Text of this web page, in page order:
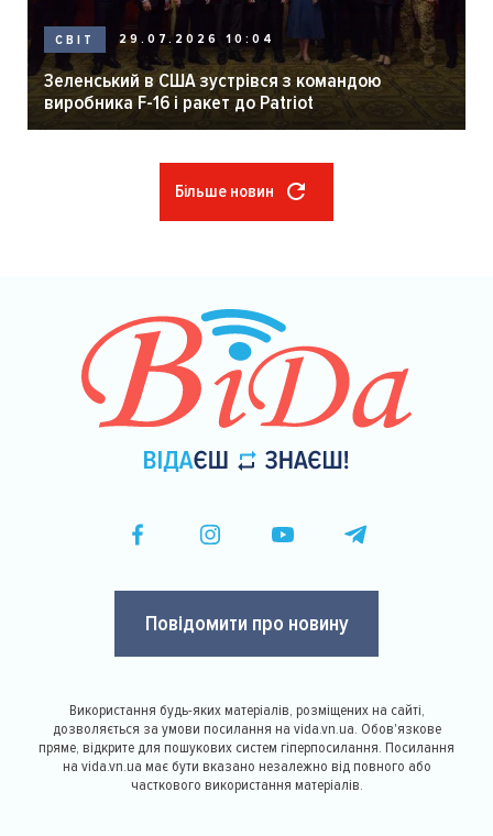
СВІТ 29.07.2026 10:04
Зеленський в США зустрівся з командою
виробника F-16 і ракет до Patriot
Більше новин
Повідомити про новину
Використання будь-яких матеріалів, розміщених на сайті,
дозволяється за умови посилання на vida.vn.ua. Обов'язкове
пряме, відкрите для пошукових систем гіперпосилання. Посилання
на vida.vn.ua має бути вказано незалежно від повного або
часткового використання матеріалів.